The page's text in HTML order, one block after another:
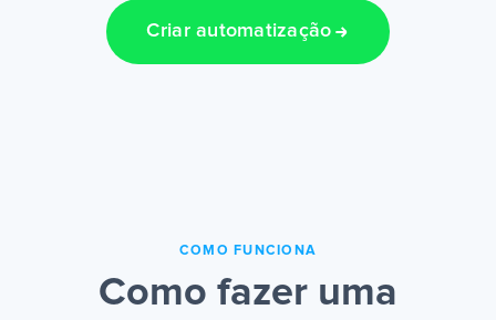
Criar automatização
COMO FUNCIONA
Como fazer uma